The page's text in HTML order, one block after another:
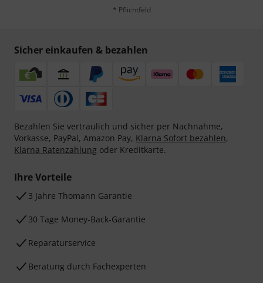
* Pflichtfeld
Sicher einkaufen & bezahlen
Bezahlen Sie vertraulich und sicher per Nachnahme,
Vorkasse, PayPal, Amazon Pay, Klarna Sofort bezahlen,
Klarna Ratenzahlung oder Kreditkarte.
Ihre Vorteile
3 Jahre Thomann Garantie
30 Tage Money-Back-Garantie
Reparaturservice
Beratung durch Fachexperten